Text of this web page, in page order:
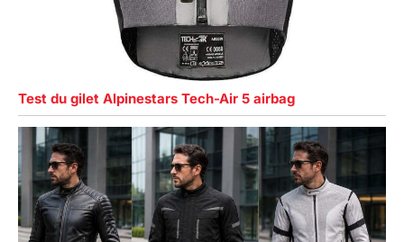
Test du gilet Alpinestars Tech-Air 5 airbag